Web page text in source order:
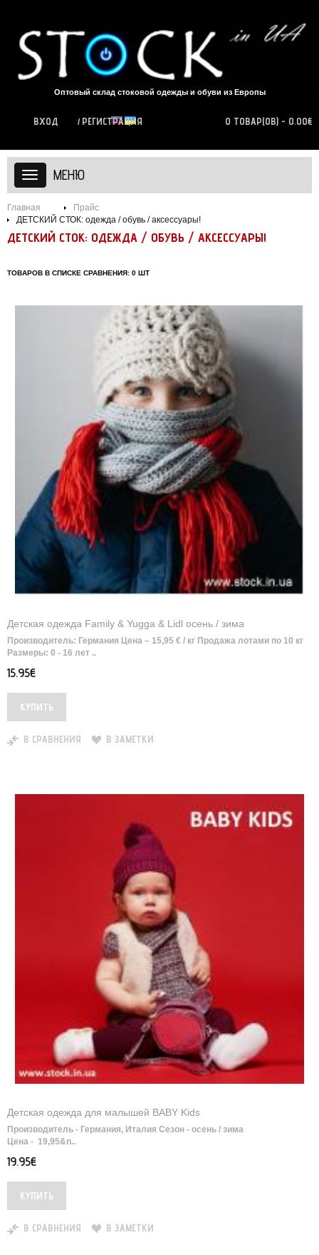
Оптовый склад стоковой одежды и обуви из Европы
0 ТОВАР(ОВ) - 0.00€
ВХОД РЕГИСТРАЦИЯ
МЕНЮ
Главная
Прайс
ДЕТСКИЙ СТОК: одежда / обувь / аксессуары!
ДЕТСКИЙ СТОК: ОДЕЖДА / ОБУВЬ / АКСЕССУАРЫ!
ТОВАРОВ В СПИСКЕ СРАВНЕНИЯ: 0 ШТ
Детская одежда Family & Yugga & Lidl осень / зима
Производитель: Германия Цена – 15,95 € / кг Продажа лотами по 10 кг
Размеры: 0 - 16 лет ..
15.95€
В СРАВНЕНИЯ В ЗАМЕТКИ
Детская одежда для малышей BABY Kids
Производитель - Германия, Италия Сезон - осень / зима
Цена - 19,95&n..
19.95€
В СРАВНЕНИЯ В ЗАМЕТКИ